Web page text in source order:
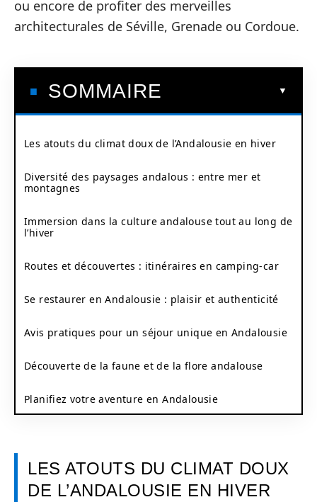
ou encore de profiter des merveilles
architecturales de Séville, Grenade ou Cordoue.
SOMMAIRE
Les atouts du climat doux de l’Andalousie en hiver
Diversité des paysages andalous : entre mer et
montagnes
Immersion dans la culture andalouse tout au long de
l’hiver
Routes et découvertes : itinéraires en camping-car
Se restaurer en Andalousie : plaisir et authenticité
Avis pratiques pour un séjour unique en Andalousie
Découverte de la faune et de la flore andalouse
Planifiez votre aventure en Andalousie
LES ATOUTS DU CLIMAT DOUX
DE L’ANDALOUSIE EN HIVER